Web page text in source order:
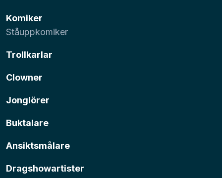
Komiker
Ståuppkomiker
Trollkarlar
Clowner
Jonglörer
Buktalare
Ansiktsmålare
Dragshowartister